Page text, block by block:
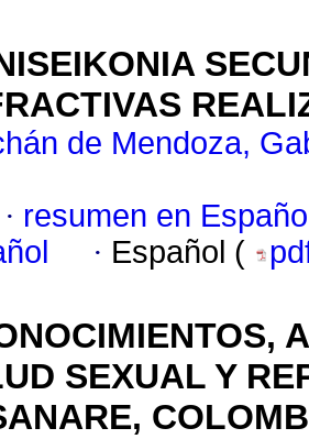
de Mendoza,
· resumen en
· Español (
SEXUAL Y